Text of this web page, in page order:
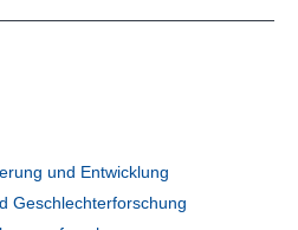
und Entwicklung
Geschlechterforschung